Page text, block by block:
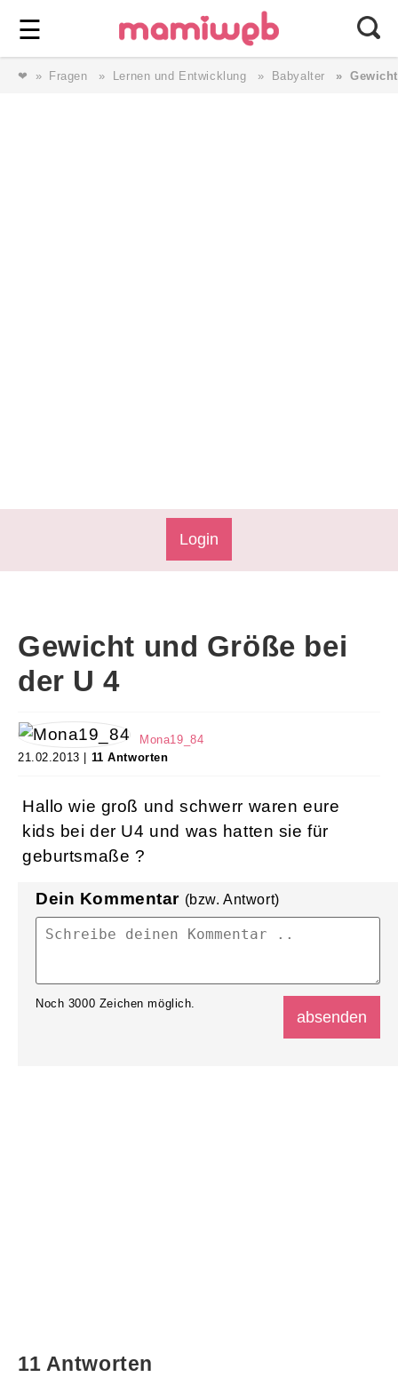
☰ ⎯ Wir lieben Familie ⎯
❤ Fragen Lernen und Entwicklung Babyalter
Login
Gewicht und Größe bei
der U 4
Mona19_84
21.02.2013 | 11 Antworten
Hallo wie groß und schwerr waren eure
kids bei der U4 und was hatten sie für
geburtsmaße ?
Dein Kommentar (bzw. Antwort)
Noch 3000 Zeichen möglich.
11 Antworten